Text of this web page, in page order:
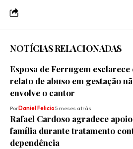
NOTÍCIAS RELACIONADAS
Esposa de Ferrugem esclarece
relato de abuso em gestação
envolve o cantor
PorDaniel Felicio5 meses atrás
Rafael Cardoso agradece
família durante tratamento
dependência